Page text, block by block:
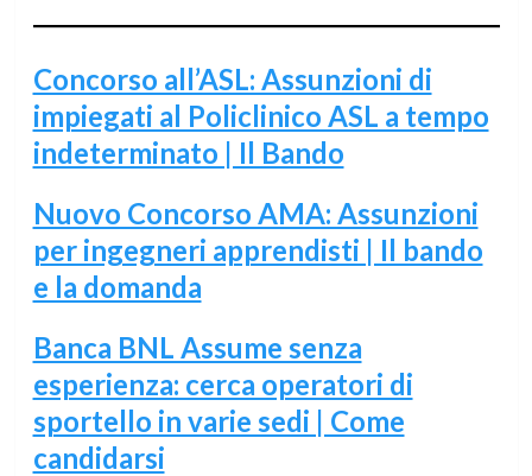
Concorso all’ASL: Assunzioni di
impiegati al Policlinico ASL a tempo
indeterminato | Il Bando
Nuovo Concorso AMA: Assunzioni
per ingegneri apprendisti | Il bando
e la domanda
Banca BNL Assume senza
esperienza: cerca operatori di
sportello in varie sedi | Come
candidarsi